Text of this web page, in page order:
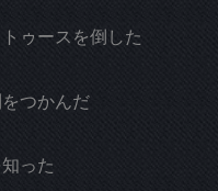
ゥースを倒した
つかんだ
った